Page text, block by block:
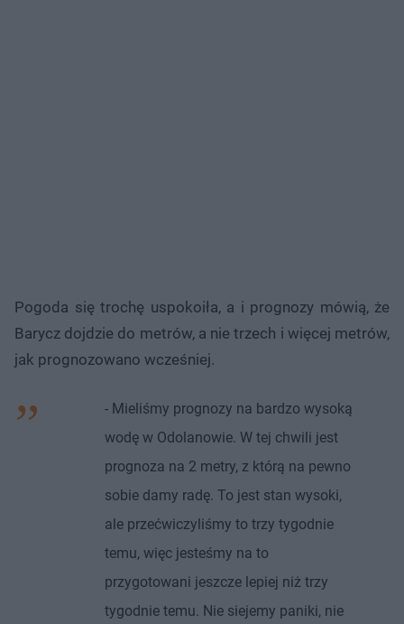
Pogoda się trochę uspokoiła, a i prognozy mówią, że
Barycz dojdzie do metrów, a nie trzech i więcej metrów,
jak prognozowano wcześniej.
- Mieliśmy prognozy na bardzo wysoką
wodę w Odolanowie. W tej chwili jest
prognoza na 2 metry, z którą na pewno
sobie damy radę. To jest stan wysoki,
ale przećwiczyliśmy to trzy tygodnie
temu, więc jesteśmy na to
przygotowani jeszcze lepiej niż trzy
tygodnie temu. Nie siejemy paniki, nie